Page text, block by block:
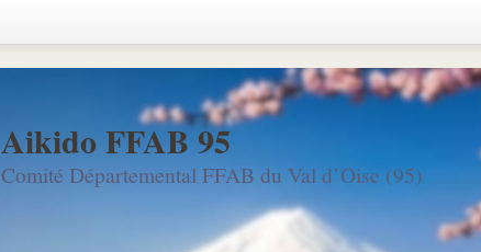
Aikido FFAB 95
Comité Départemental FFAB du Val d’Oise (95)